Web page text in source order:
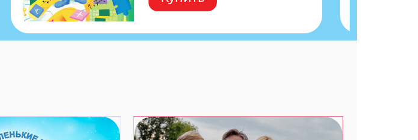
запутанные поделки
Ищем коды 3 комикса